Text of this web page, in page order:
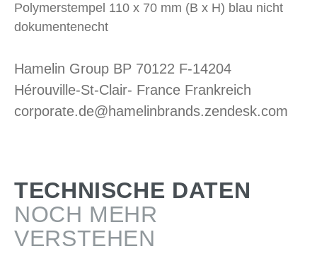
Polymerstempel 110 x 70 mm (B x H) blau nicht
dokumentenecht
Hamelin Group BP 70122 F-14204
Hérouville-St-Clair- France Frankreich
corporate.de@hamelinbrands.zendesk.com
TECHNISCHE DATEN
NOCH MEHR
VERSTEHEN